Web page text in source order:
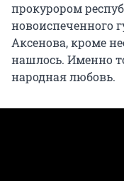
прокурором
новоиспеченного
Аксенова, кроме
нашлось. Именно
народная любовь.